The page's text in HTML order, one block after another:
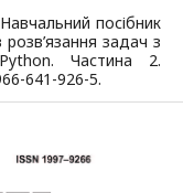
посібник
задач з
Частина 2.
641-926-5.